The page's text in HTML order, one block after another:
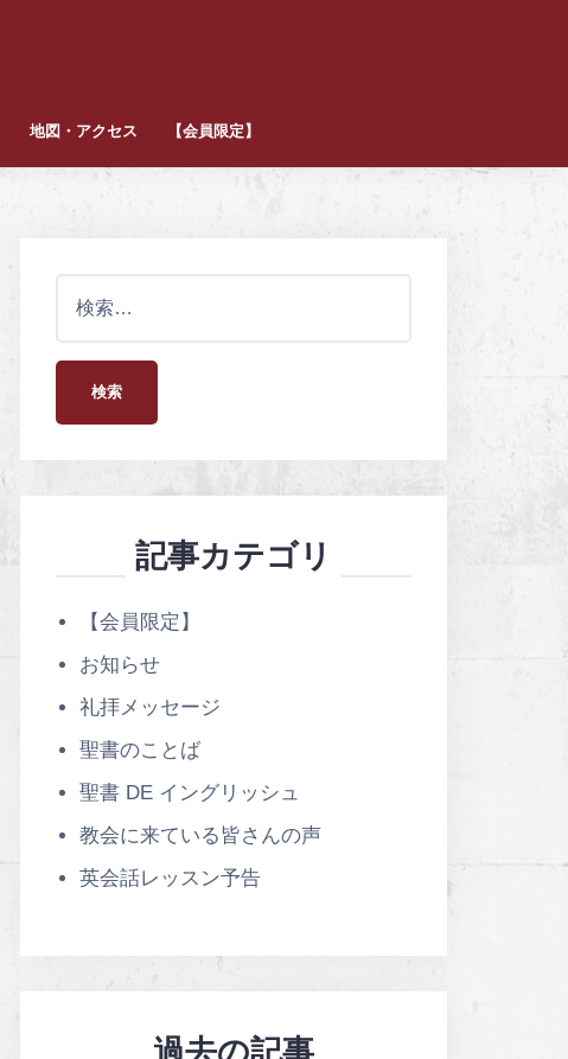
地図・アクセス 【会員限定】
:
記事カテゴリ
【会員限定】
お知らせ
礼拝メッセージ
聖書のことば
聖書 DE イングリッシュ
教会に来ている皆さんの声
英会話レッスン予告
過去の記事